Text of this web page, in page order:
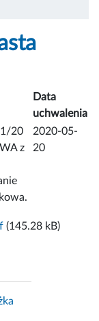
Data
uchwalenia
20
z
2020-05-
20
(145.28 kB)